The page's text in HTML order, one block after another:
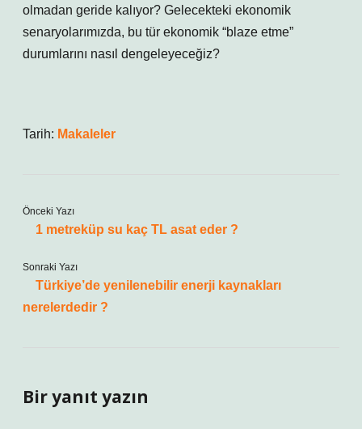
olmadan geride kalıyor? Gelecekteki ekonomik
senaryolarımızda, bu tür ekonomik “blaze etme”
durumlarını nasıl dengeleyeceğiz?
Tarih: Makaleler
Önceki Yazı
1 metreküp su kaç TL asat eder ?
Sonraki Yazı
Türkiye’de yenilenebilir enerji kaynakları
nerelerdedir ?
Bir yanıt yazın